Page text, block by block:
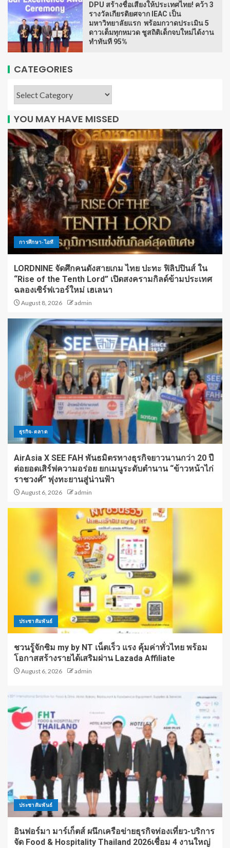
DPU สร้างชื่อเสียงให้ประเทศไทย! คว้า 3
รางวัลเกียรติยศจาก IEAC เป็น
มหาวิทยาลัยแรก พร้อมกวาดประเมิน 5
ดาวเต็มทุกหมวด ชูสถิติเด็กจบใหม่ได้งาน
ทำทันที 95%
CATEGORIES
YOU MAY HAVE MISSED
การศึกษา-ไอที
LORDNINE จัดศึกคนดังสายเกม ไทย ปะทะ ฟิลิปปินส์ ใน
“Rise of the Tenth Lord” เปิดสงครามกิลด์ข้ามประเทศ
ฉลองเซิร์ฟเวอร์ใหม่ เฮเลนา
August 8, 2026 admin
ธุรกิจ-ตลาด
AirAsia X SEE FAH พันธมิตรทางธุรกิจยาวนานกว่า 20 ปี
ต่อยอดเสิร์ฟความอร่อย ยกเมนูระดับตำนาน “ข้าวหน้าไก่
ราชวงศ์” พุ่งทะยานสู่น่านฟ้า
August 6, 2026 admin
ประชาสัมพันธ์
ชวนรู้จักซิม my by NT เน็ตเร็ว แรง คุ้มค่าทั่วไทย พร้อม
โอกาสสร้างรายได้เสริมผ่าน Lazada Affiliate
August 6, 2026 admin
ประชาสัมพันธ์
อินฟอร์มา มาร์เก็ตส์ ผนึกเครือข่ายธุรกิจท่องเที่ยว-บริการ
จัด Food & Hospitality Thailand 2026เชื่อม 4 งานใหญ่